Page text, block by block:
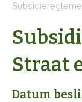
Straat
Datum